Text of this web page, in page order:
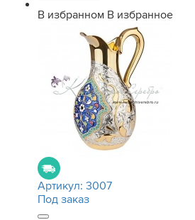
В избранном В избранное
Артикул: 3007
Под заказ